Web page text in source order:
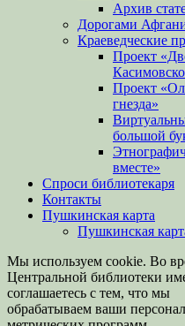
Архив
Дорогами
Краеведческие
Проект
Проект
гнезда»
большой
вместе»
Спроси библиотекаря
Контакты
Пушкинская карта
Пушкинская
Мы используем cookie. Во
Центральной библиотеки
соглашаетесь с тем, что мы
обрабатываем ваши